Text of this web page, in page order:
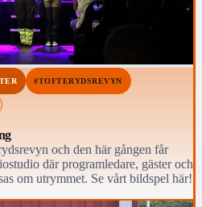
#TOFTERYDSREVYN
och den här gången får
där programledare, gäster och
om utrymmet. Se vårt bildspel här!